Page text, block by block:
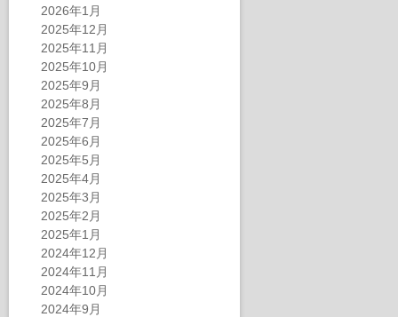
2026年1月
2025年12月
2025年11月
2025年10月
2025年9月
2025年8月
2025年7月
2025年6月
2025年5月
2025年4月
2025年3月
2025年2月
2025年1月
2024年12月
2024年11月
2024年10月
2024年9月